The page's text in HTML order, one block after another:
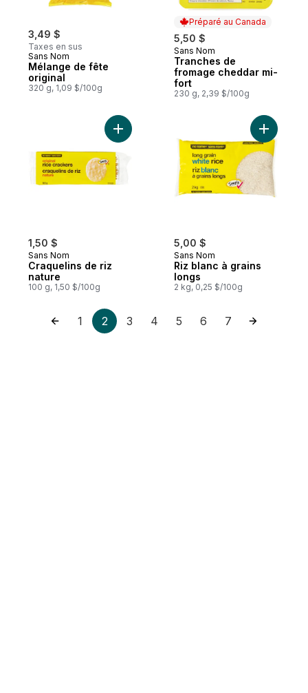
3,49 $
Taxes en sus
Sans Nom
Mélange de fête
original
320 g, 1,09 $/100g
Préparé au Canada
5,50 $
Préparé au Canada
Sans Nom
Tranches de
fromage cheddar mi-
fort
230 g, 2,39 $/100g
1,50 $
Sans Nom
Craquelins de riz
nature
100 g, 1,50 $/100g
Ajouter Craquelins de riz nature au panier
5,00 $
Sans Nom
Riz blanc à grains
longs
2 kg, 0,25 $/100g
Ajouter
1 2 3 4 5 6 7